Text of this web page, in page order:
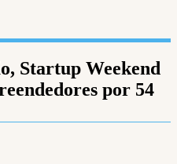
Startup Weekend
por 54